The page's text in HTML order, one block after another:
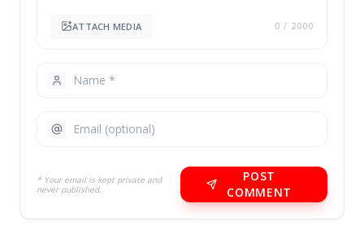
ATTACH MEDIA 0 / 2000
* Your email is kept private and
never published.
POST
COMMENT